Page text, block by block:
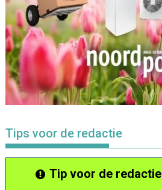
Tips voor de redactie
Tip voor de